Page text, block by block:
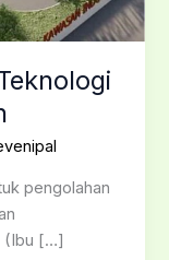
pengolahan
(Ibu […]